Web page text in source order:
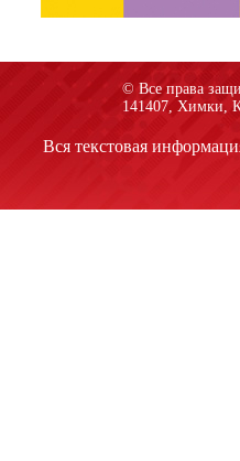
© Все права
141407, Химки,
Вся текстовая